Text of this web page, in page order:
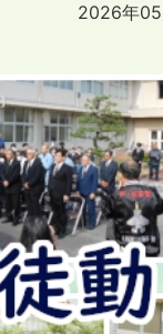
2026年